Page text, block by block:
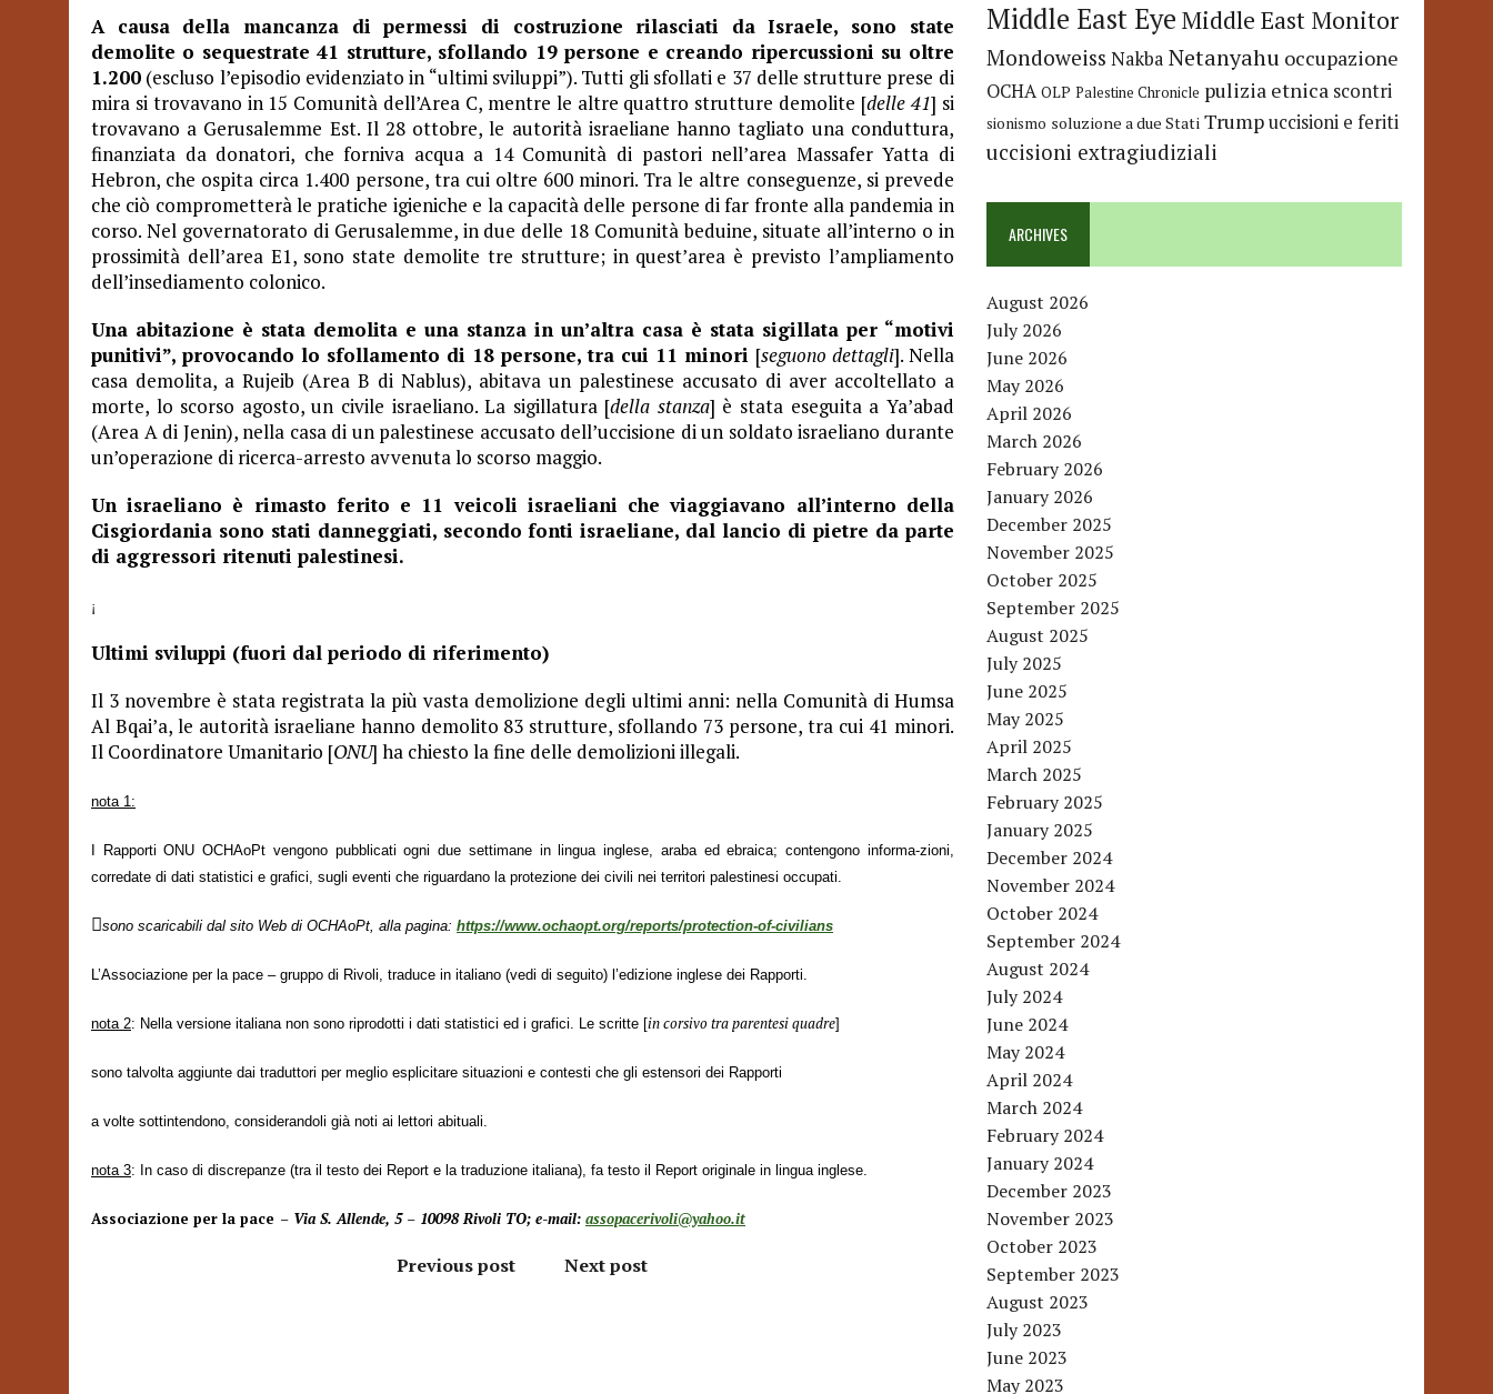
A causa della mancanza di permessi di costruzione rilasciati da Israele, sono state
demolite o sequestrate 41 strutture, sfollando 19 persone e creando ripercussioni su oltre
1.200 (escluso l’episodio evidenziato in “ultimi sviluppi”). Tutti gli sfollati e 37 delle strutture prese di
mira si trovavano in 15 Comunità dell’Area C, mentre le altre quattro strutture demolite [delle 41] si
trovavano a Gerusalemme Est. Il 28 ottobre, le autorità israeliane hanno tagliato una conduttura,
finanziata da donatori, che forniva acqua a 14 Comunità di pastori nell’area Massafer Yatta di
Hebron, che ospita circa 1.400 persone, tra cui oltre 600 minori. Tra le altre conseguenze, si prevede
che ciò comprometterà le pratiche igieniche e la capacità delle persone di far fronte alla pandemia in
corso. Nel governatorato di Gerusalemme, in due delle 18 Comunità beduine, situate all’interno o in
prossimità dell’area E1, sono state demolite tre strutture; in quest’area è previsto l’ampliamento
dell’insediamento colonico.
Una abitazione è stata demolita e una stanza in un’altra casa è stata sigillata per “motivi
punitivi”, provocando lo sfollamento di 18 persone, tra cui 11 minori [seguono dettagli]. Nella
casa demolita, a Rujeib (Area B di Nablus), abitava un palestinese accusato di aver accoltellato a
morte, lo scorso agosto, un civile israeliano. La sigillatura [della stanza] è stata eseguita a Ya’abad
(Area A di Jenin), nella casa di un palestinese accusato dell’uccisione di un soldato israeliano durante
un’operazione di ricerca-arresto avvenuta lo scorso maggio.
Un israeliano è rimasto ferito e 11 veicoli israeliani che viaggiavano all’interno della
Cisgiordania sono stati danneggiati, secondo fonti israeliane, dal lancio di pietre da parte
di aggressori ritenuti palestinesi.
¡
Ultimi sviluppi (fuori dal periodo di riferimento)
Il 3 novembre è stata registrata la più vasta demolizione degli ultimi anni: nella Comunità di Humsa
Al Bqai’a, le autorità israeliane hanno demolito 83 strutture, sfollando 73 persone, tra cui 41 minori.
Il Coordinatore Umanitario [ONU] ha chiesto la fine delle demolizioni illegali.
nota 1:
I Rapporti ONU OCHAoPt vengono pubblicati ogni due settimane in lingua inglese, araba ed ebraica; contengono informa-zioni,
corredate di dati statistici e grafici, sugli eventi che riguardano la protezione dei civili nei territori palestinesi occupati.
sono scaricabili dal sito Web di OCHAoPt, alla pagina: https://www.ochaopt.org/reports/protection-of-civilians
L’Associazione per la pace – gruppo di Rivoli, traduce in italiano (vedi di seguito) l’edizione inglese dei Rapporti.
nota 2: Nella versione italiana non sono riprodotti i dati statistici ed i grafici. Le scritte [in corsivo tra parentesi quadre]
sono talvolta aggiunte dai traduttori per meglio esplicitare situazioni e contesti che gli estensori dei Rapporti
a volte sottintendono, considerandoli già noti ai lettori abituali.
nota 3: In caso di discrepanze (tra il testo dei Report e la traduzione italiana), fa testo il Report originale in lingua inglese.
Associazione per la pace – Via S. Allende, 5 – 10098 Rivoli TO; e-mail: assopacerivoli@yahoo.it
Previous post Next post
Middle East Eye Middle East Monitor
Mondoweiss Nakba Netanyahu occupazione
OCHA OLP Palestine Chronicle pulizia etnica scontri
sionismo soluzione a due Stati Trumpuccisioni e feriti
uccisioni extragiudiziali
ARCHIVES
August 2026
July 2026
June 2026
May 2026
April 2026
March 2026
February 2026
January 2026
December 2025
November 2025
October 2025
September 2025
August 2025
July 2025
June 2025
May 2025
April 2025
March 2025
February 2025
January 2025
December 2024
November 2024
October 2024
September 2024
August 2024
July 2024
June 2024
May 2024
April 2024
March 2024
February 2024
January 2024
December 2023
November 2023
October 2023
September 2023
August 2023
July 2023
June 2023
May 2023